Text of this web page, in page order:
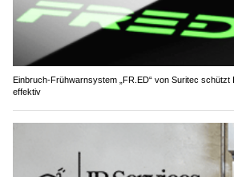
Einbruch-Frühwarnsystem „FR.ED“ von Suritec schützt
effektiv